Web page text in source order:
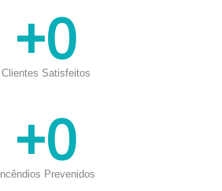
Clientes Satisfeitos
+0
Incêndios Prevenidos
+0